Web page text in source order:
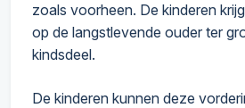
zoals voorheen. De kinderen
op de langstlevende ouder ter
kindsdeel.
De kinderen kunnen deze